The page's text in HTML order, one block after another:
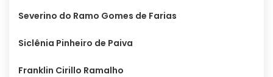
Severino do Ramo Gomes de Farias
Siclênia Pinheiro de Paiva
Franklin Cirillo Ramalho